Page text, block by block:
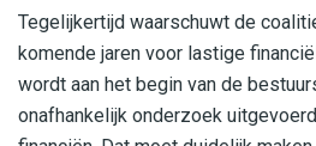
Tegelijkertijd waarschuwt de
komende jaren voor lastige
wordt aan het begin van de
onafhankelijk onderzoek